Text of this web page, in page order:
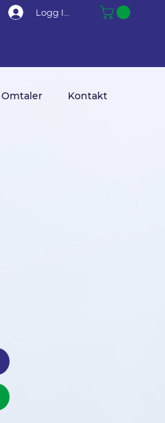
Logg Inn
Omtaler Kontakt